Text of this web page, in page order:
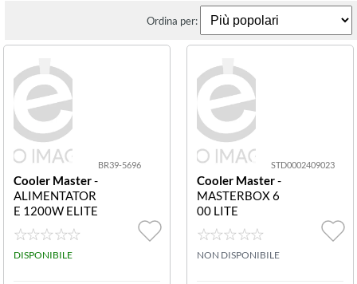
Ordina per:
BR39-5696
Cooler Master-
ALIMENTATOR
E 1200W ELITE
GOLD ALIMEN
TATORE 1200
W
DISPONIBILE
STD0002409023
Cooler Master-
MASTERBOX 6
00 LITE
NON DISPONIBILE